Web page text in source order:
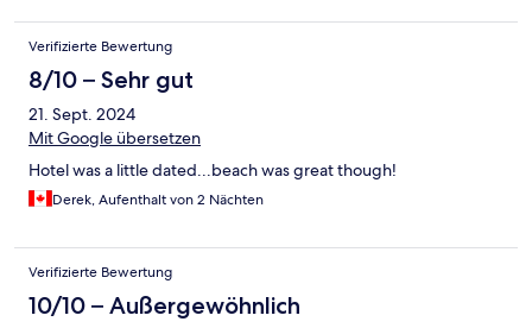
Verifizierte Bewertung
8/10 – Sehr gut
21. Sept. 2024
Mit Google übersetzen
Hotel was a little dated...beach was great though!
Derek, Aufenthalt von 2 Nächten
Verifizierte Bewertung
10/10 – Außergewöhnlich